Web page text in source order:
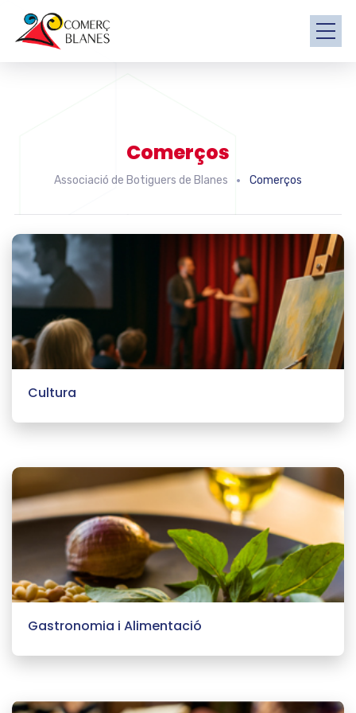
Comerços
Associació de Botiguers de Blanes Comerços
Cultura
Gastronomia i Alimentació